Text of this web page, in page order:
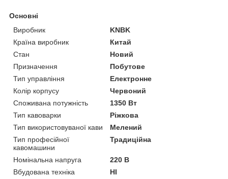
Основні
Виробник
KNBK
Країна виробник
Китай
Стан
Новий
Призначення
Побутове
Тип управління
Електронне
Колір корпусу
Червоний
Споживана потужність
1350 Вт
Тип кавоварки
Ріжкова
Тип використовуваної кави
Мелений
Тип професійної
кавомашини
Традиційна
Номінальна напруга
220 В
Вбудована техніка
НІ